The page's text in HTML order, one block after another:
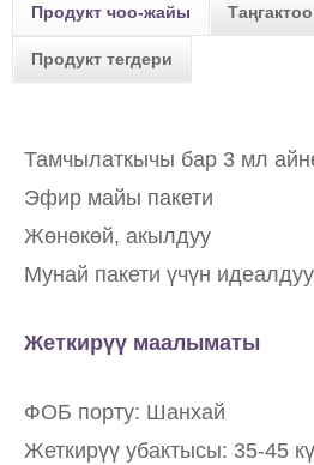
Продукт чоо-жайы
Продукт тегдери
Тамчылаткычы бар 3 мл
Эфир майы пакети
Жөнөкөй, акылдуу
Мунай пакети үчүн идеалдуу
Жеткирүү маалыматы
ФОБ порту: Шанхай
Жеткирүү убактысы: 35-45